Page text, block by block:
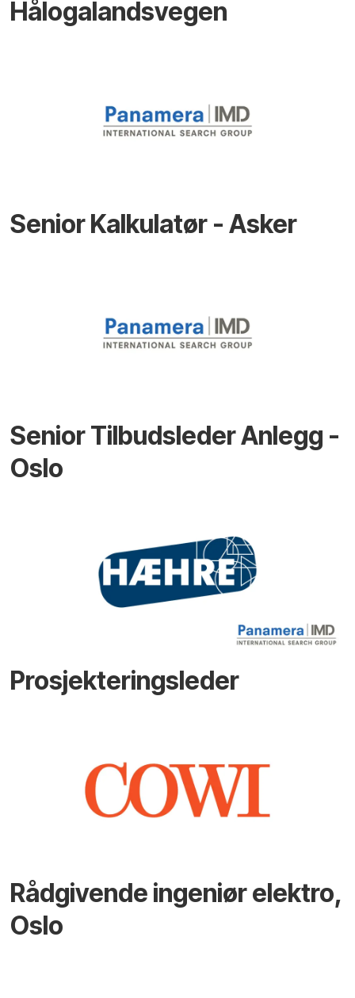
Hålogalandsvegen
Senior Kalkulatør - Asker
Senior Tilbudsleder Anlegg -
Oslo
Prosjekteringsleder
Rådgivende ingeniør elektro,
Oslo